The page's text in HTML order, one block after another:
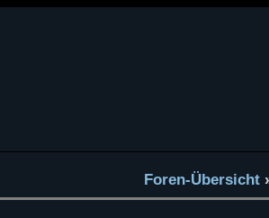
Foren-Übersicht